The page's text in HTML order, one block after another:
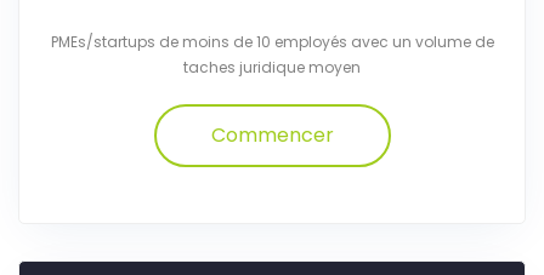
PMEs/startups de moins de 10 employés avec un volume de
taches juridique moyen
Commencer